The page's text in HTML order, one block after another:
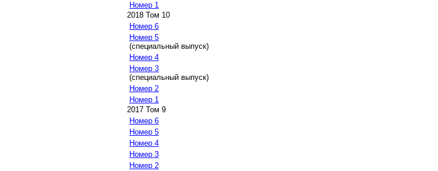
Номер 1
2018 Том 10
Номер 6
Номер 5
(специальный выпуск)
Номер 4
Номер 3
(специальный выпуск)
Номер 2
Номер 1
2017 Том 9
Номер 6
Номер 5
Номер 4
Номер 3
Номер 2